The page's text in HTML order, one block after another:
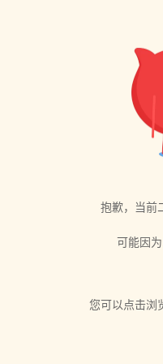
抱歉，当前
可能因
您可以点击浏